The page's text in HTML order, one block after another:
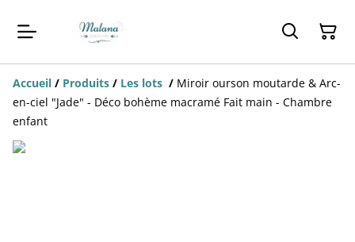
Accueil / Produits / Les lots / Miroir ourson moutarde & Arc-
en-ciel "Jade" - Déco bohème macramé Fait main - Chambre
enfant